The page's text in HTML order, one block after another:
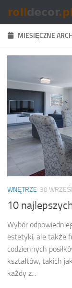
Skip to content
MIESIĘCZNE
WNĘTRZE 30
10
Wybór
estetyki, ale także
codziennych
kształtów, takich
każdy z...